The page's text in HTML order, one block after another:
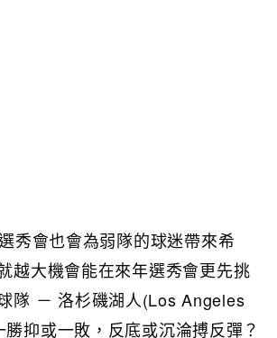
秀會也會為弱隊的球迷帶來希
越大機會能在來年選秀會更先挑
隊 － 洛杉磯湖人(Los Angeles
抑或一敗，反底或沉淪搏反彈？